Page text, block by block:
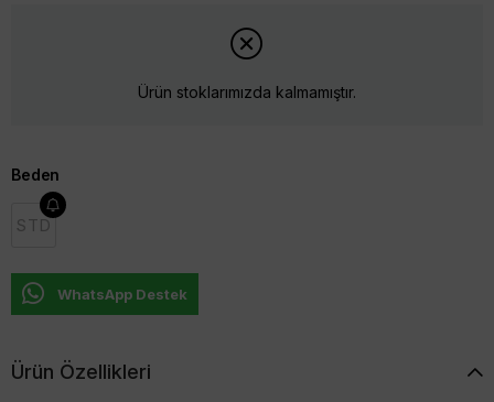
Ürün stoklarımızda kalmamıştır.
Beden
STD
WhatsApp Destek
Ürün Özellikleri